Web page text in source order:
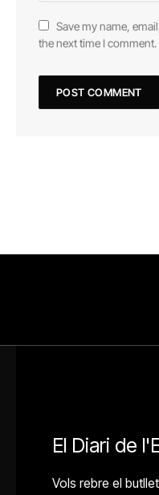
Save my name,
the next time I comment.